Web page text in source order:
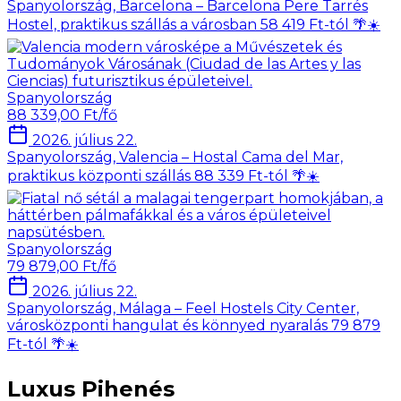
Spanyolország, Barcelona – Barcelona Pere Tarrés
Hostel, praktikus szállás a városban 58 419 Ft-tól 🌴☀️
Spanyolország
88 339,00 Ft/fő
2026. július 22.
Spanyolország, Valencia – Hostal Cama del Mar,
praktikus központi szállás 88 339 Ft-tól 🌴☀️
Spanyolország
79 879,00 Ft/fő
2026. július 22.
Spanyolország, Málaga – Feel Hostels City Center,
városközponti hangulat és könnyed nyaralás 79 879
Ft-tól 🌴☀️
Luxus Pihenés